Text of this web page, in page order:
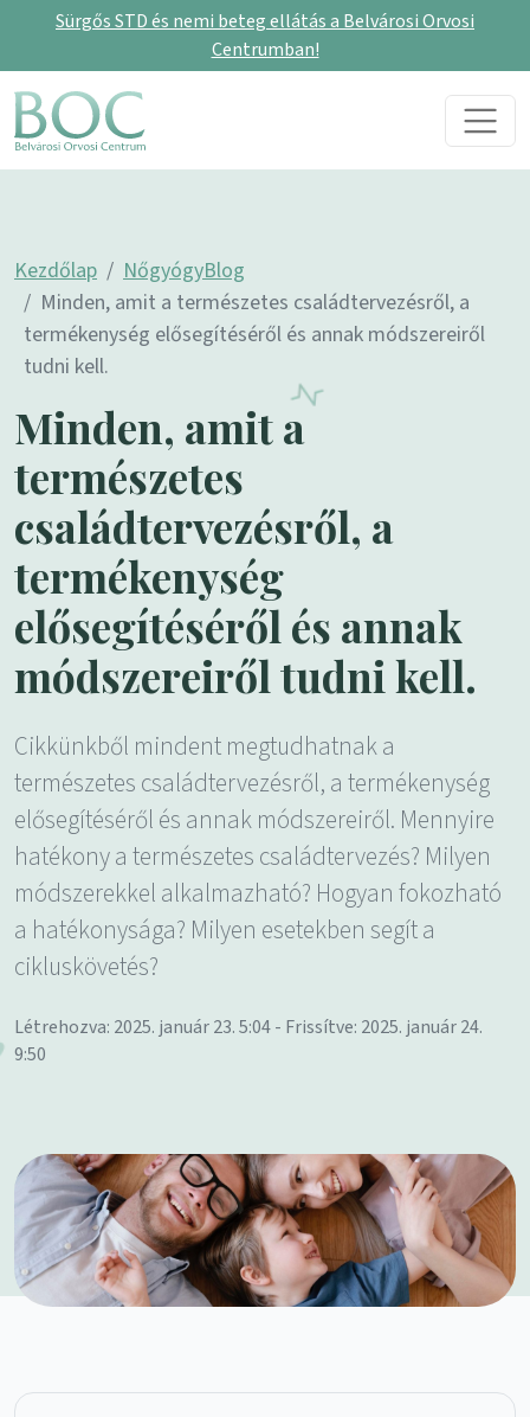
Sürgős STD és nemi beteg ellátás a Belvárosi Orvosi
Centrumban!
Skip to content
Main Navigation
Kezdőlap
NőgyógyBlog
Minden, amit a természetes családtervezésről, a
termékenység elősegítéséről és annak módszereiről
tudni kell.
Minden, amit a
természetes
családtervezésről, a
termékenység
elősegítéséről és annak
módszereiről tudni kell.
Cikkünkből mindent megtudhatnak a
természetes családtervezésről, a termékenység
elősegítéséről és annak módszereiről. Mennyire
hatékony a természetes családtervezés? Milyen
módszerekkel alkalmazható? Hogyan fokozható
a hatékonysága? Milyen esetekben segít a
cikluskövetés?
Létrehozva: 2025. január 23. 5:04 - Frissítve: 2025. január 24.
9:50